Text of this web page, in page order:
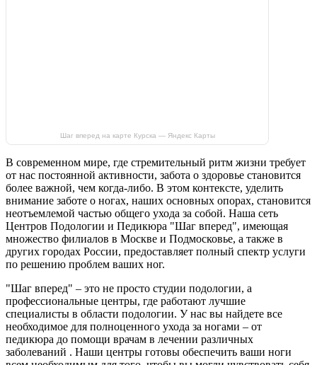
Шаг вперед на карте Курска — Яндекс Карты
В современном мире, где стремительный ритм жизни требует
от нас постоянной активности, забота о здоровье становится
более важной, чем когда-либо. В этом контексте, уделить
внимание заботе о ногах, наших основных опорах, становится
неотъемлемой частью общего ухода за собой. Наша сеть
Центров Подологии и Педикюра "Шаг вперед", имеющая
множество филиалов в Москве и Подмосковье, а также в
других городах России, предоставляет полный спектр услуги
по решению проблем ваших ног.
"Шаг вперед" – это не просто студии подологии, а
профессиональные центры, где работают лучшие
специалисты в области подологии. У нас вы найдете все
необходимое для полноценного ухода за ногами – от
педикюра до помощи врачам в лечении различных
заболеваний . Наши центры готовы обеспечить ваши ноги